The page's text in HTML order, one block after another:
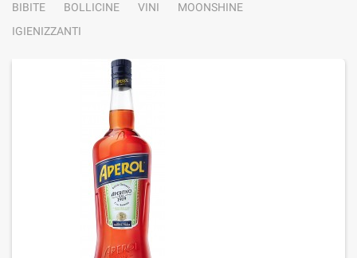
BIBITE
BOLLICINE VINI
MOONSHINE
IGIENIZZANTI